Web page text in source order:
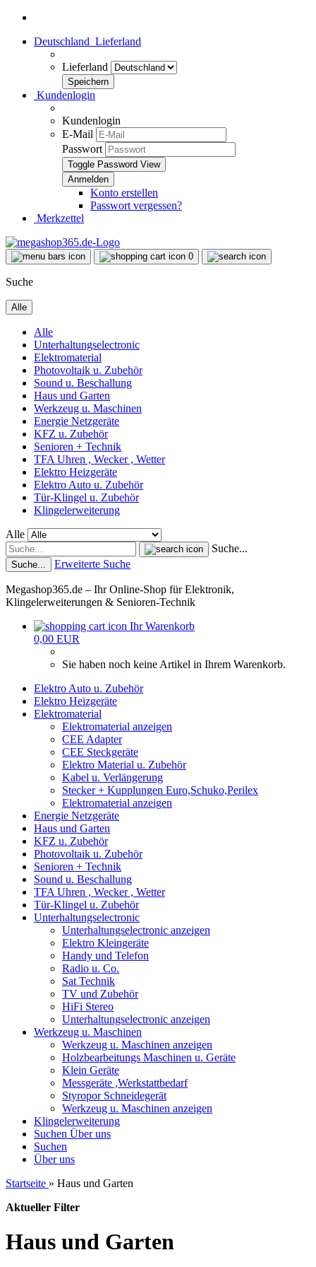
Deutschland Lieferland
Lieferland
Kundenlogin
Kundenlogin
E-Mail
Passwort
Toggle Password View
Konto erstellen
Passwort vergessen?
Merkzettel
0
Suche
Alle
Alle
Unterhaltungselectronic
Elektromaterial
Photovoltaik u. Zubehör
Sound u. Beschallung
Haus und Garten
Werkzeug u. Maschinen
Energie Netzgeräte
KFZ u. Zubehör
Senioren + Technik
TFA Uhren , Wecker , Wetter
Elektro Heizgeräte
Elektro Auto u. Zubehör
Tür-Klingel u. Zubehör
Klingelerweiterung
Alle
Suche...
Suche... Erweiterte Suche
Megashop365.de – Ihr Online-Shop für Elektronik,
Klingelerweiterungen & Senioren-Technik
Ihr Warenkorb
0,00 EUR
Sie haben noch keine Artikel in Ihrem Warenkorb.
Elektro Auto u. Zubehör
Elektro Heizgeräte
Elektromaterial
Elektromaterial anzeigen
CEE Adapter
CEE Steckgeräte
Elektro Material u. Zubehör
Kabel u. Verlängerung
Stecker + Kupplungen Euro,Schuko,Perilex
Elektromaterial anzeigen
Energie Netzgeräte
Haus und Garten
KFZ u. Zubehör
Photovoltaik u. Zubehör
Senioren + Technik
Sound u. Beschallung
TFA Uhren , Wecker , Wetter
Tür-Klingel u. Zubehör
Unterhaltungselectronic
Unterhaltungselectronic anzeigen
Elektro Kleingeräte
Handy und Telefon
Radio u. Co.
Sat Technik
TV und Zubehör
HiFi Stereo
Unterhaltungselectronic anzeigen
Werkzeug u. Maschinen
Werkzeug u. Maschinen anzeigen
Holzbearbeitungs Maschinen u. Geräte
Klein Geräte
Messgeräte ,Werkstattbedarf
Styropor Schneidegerät
Werkzeug u. Maschinen anzeigen
Klingelerweiterung
Suchen Über uns
Suchen
Über uns
Startseite » Haus und Garten
Aktueller Filter
Haus und Garten